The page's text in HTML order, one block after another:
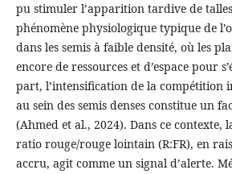
pu stimuler l’apparition tardive de
phénomène physiologique typique de
dans les semis à faible densité, où les
encore de ressources et d’espace pour
part, l’intensification de la compétition
au sein des semis denses constitue un
(Ahmed et al., 2024). Dans ce
ratio rouge/rouge lointain (R:FR), en
accru, agit comme un signal d’alerte.